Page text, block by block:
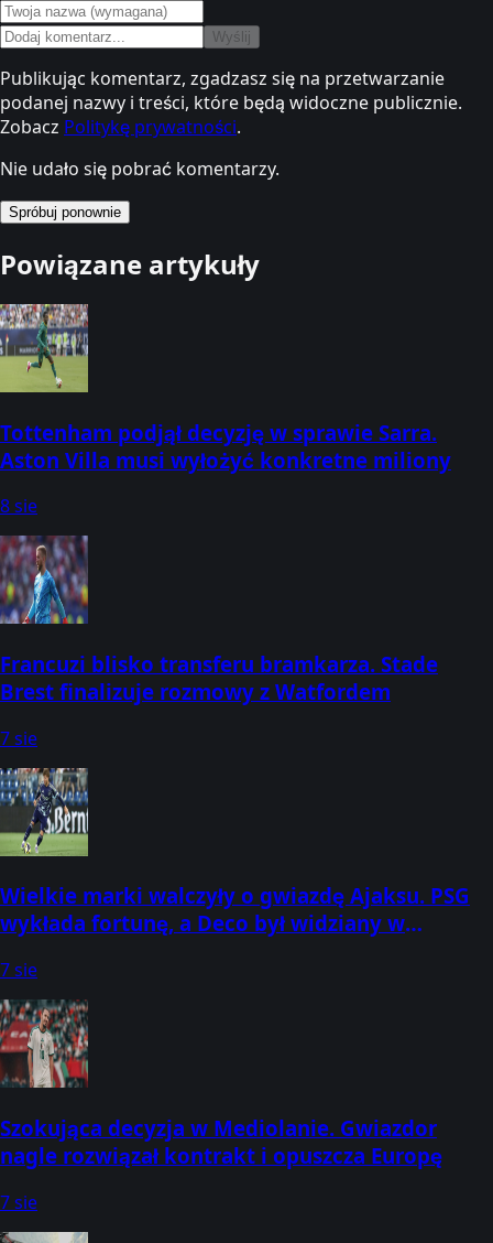
Wyślij
Publikując komentarz, zgadzasz się na przetwarzanie
podanej nazwy i treści, które będą widoczne publicznie.
Zobacz Politykę prywatności.
Nie udało się pobrać komentarzy.
Spróbuj ponownie
Powiązane artykuły
Tottenham podjął decyzję w sprawie Sarra.
Aston Villa musi wyłożyć konkretne miliony
8 sie
Francuzi blisko transferu bramkarza. Stade
Brest finalizuje rozmowy z Watfordem
7 sie
Wielkie marki walczyły o gwiazdę Ajaksu. PSG
wykłada fortunę, a Deco był widziany w
7 sie
Szokująca decyzja w Mediolanie. Gwiazdor
nagle rozwiązał kontrakt i opuszcza Europę
7 sie